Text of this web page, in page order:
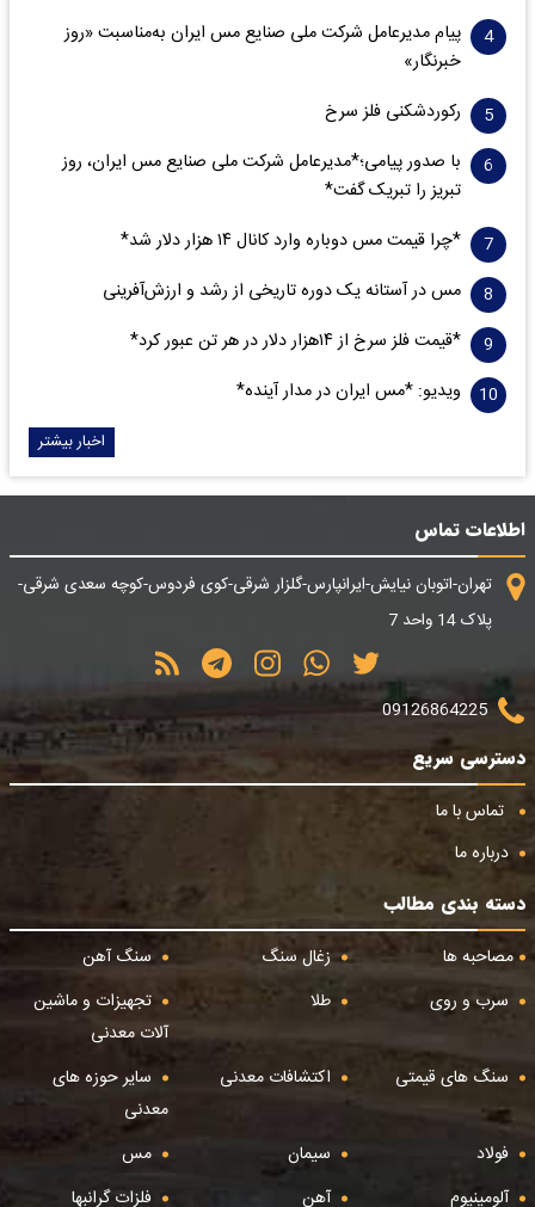
پیام مدیرعامل شرکت ملی صنایع مس ایران به‌مناسبت «روز
خبرنگار»
رکوردشکنی فلز سرخ
با صدور پیامی؛*مدیرعامل شرکت ملی صنایع مس ایران، روز
تبریز را تبریک گفت*
*چرا قیمت مس دوباره وارد کانال ۱۴ هزار دلار شد*
مس در آستانه یک دوره تاریخی از رشد و ارزش‌آفرینی
*قیمت فلز سرخ از ۱۴هزار دلار در هر تن عبور کرد*
ویدیو: *مس ایران در مدار آینده*
اخبار بیشتر
اطلاعات تماس
تهران-اتوبان نیایش-ایرانپارس-گلزار شرقی-کوی فردوس-کوچه سعدی شرقی-
پلاک 14 واحد 7
09126864225
دسترسی سریع
تماس با ما
درباره ما
دسته بندی مطالب
مصاحبه ها
زغال سنگ
سنگ آهن
سرب و روی
طلا
تجهیزات و ماشین
آلات معدنی
سنگ های قیمتی
اکتشافات معدنی
سایر حوزه های
معدنی
فولاد
سیمان
مس
آلومینیوم
آهن فلزات گرانبها